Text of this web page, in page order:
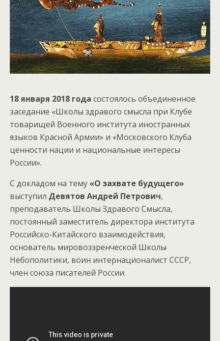
18 января 2018 года состоялось объединенное
заседание «Школы здравого смысла при Клубе
товарищей Военного института иностранных
языков Красной Армии» и «Московского Клуба
ценности нации и национальные интересы
России».
С докладом на тему «О захвате будущего»
выступил Девятов Андрей Петрович,
преподаватель Школы Здравого Смысла,
постоянный заместитель директора института
Российско-Китайского взаимодействия,
основатель мировоззренческой Школы
Небополитики, воин интернационалист СССР,
член союза писателей России.